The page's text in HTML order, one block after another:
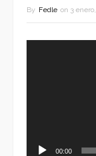
By Fedle on 3
00:00